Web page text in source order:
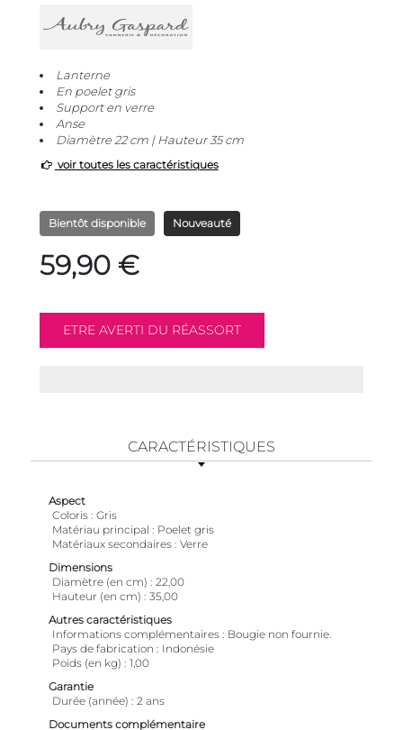
Lanterne
En poelet gris
Support en verre
Anse
Diamètre 22 cm | Hauteur 35 cm
voir toutes les caractéristiques
Bientôt disponible Nouveauté
59,90 €
CARACTÉRISTIQUES
Aspect
Coloris Gris
Matériau principal
Poelet gris
Matériaux secondaires Verre
Dimensions
Diamètre (en cm)
22,00
Hauteur (en cm)
35,00
Autres caractéristiques
Informations complémentaires
Bougie non fournie.
Pays de fabrication
Indonésie
Poids (en kg)
1,00
Garantie
Durée (année)
2 ans
Documents complémentaire